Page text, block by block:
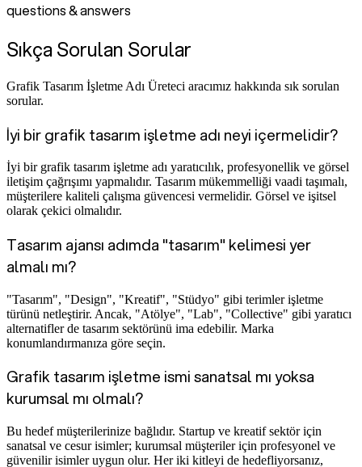
questions & answers
Sıkça Sorulan Sorular
Grafik Tasarım İşletme Adı Üreteci aracımız hakkında sık sorulan
sorular.
İyi bir grafik tasarım işletme adı neyi içermelidir?
İyi bir grafik tasarım işletme adı yaratıcılık, profesyonellik ve görsel
iletişim çağrışımı yapmalıdır. Tasarım mükemmelliği vaadi taşımalı,
müşterilere kaliteli çalışma güvencesi vermelidir. Görsel ve işitsel
olarak çekici olmalıdır.
Tasarım ajansı adımda "tasarım" kelimesi yer
almalı mı?
"Tasarım", "Design", "Kreatif", "Stüdyo" gibi terimler işletme
türünü netleştirir. Ancak, "Atölye", "Lab", "Collective" gibi yaratıcı
alternatifler de tasarım sektörünü ima edebilir. Marka
konumlandırmanıza göre seçin.
Grafik tasarım işletme ismi sanatsal mı yoksa
kurumsal mı olmalı?
Bu hedef müşterilerinize bağlıdır. Startup ve kreatif sektör için
sanatsal ve cesur isimler; kurumsal müşteriler için profesyonel ve
güvenilir isimler uygun olur. Her iki kitleyi de hedefliyorsanız,